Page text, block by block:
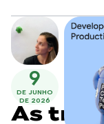
9
DE JUNHO
DE 2026
As